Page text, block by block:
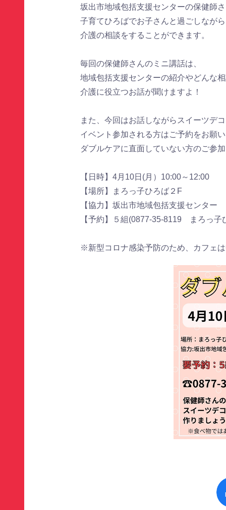
坂出市地域包括支援センターの保健師
子育てひろばでお子さんと過ごしながら
介護の相談をすることができます。
毎回の保健師さんのミニ講話は、
地域包括支援センターの紹介やどんな
介護に役立つお話が聞けますよ！
また、今回はお話しながらスイーツデ
イベント参加される方はご予約をお願
ダブルケアに直面していない方のご参
【日時】4月10日(月）10:00～12:00
【場所】まろっ子ひろば２F
【協力】坂出市地域包括支援センター
【予約】５組(0877-35-8119 まろっ子
※新型コロナ感染予防のため、カフェ